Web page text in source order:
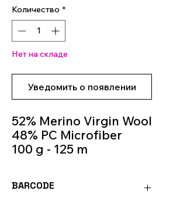
Количество *
Нет на складе
Уведомить о появлении
52% Merino Virgin Wool
48% PC Microfiber
100 g - 125 m
Colour 0595
BARCODE